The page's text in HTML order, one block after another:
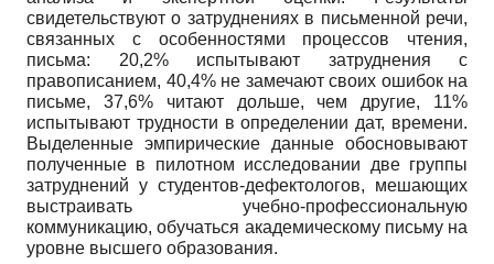
свидетельствуют о затруднениях в письменной речи,
связанных с особенностями процессов чтения,
письма: 20,2% испытывают затруднения с
правописанием, 40,4% не замечают своих ошибок на
письме, 37,6% читают дольше, чем другие, 11%
испытывают трудности в определении дат, времени.
Выделенные эмпирические данные обосновывают
полученные в пилотном исследовании две группы
затруднений у студентов-дефектологов, мешающих
выстраивать учебно-профессиональную
коммуникацию, обучаться академическому письму на
уровне высшего образования.